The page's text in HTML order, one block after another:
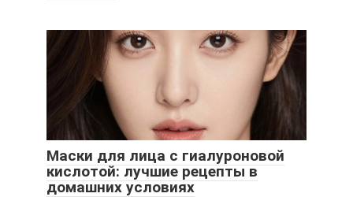
Маски для лица с гиалуроновой
кислотой: лучшие рецепты в
домашних условиях